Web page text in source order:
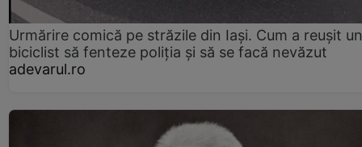
Urmărire comică pe străzile din Iași. Cum a reușit un
biciclist să fenteze poliția și să se facă nevăzut
adevarul.ro